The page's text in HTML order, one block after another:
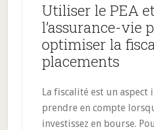
Utiliser le PEA
l’assurance-vie
optimiser la
placements
La fiscalité est un aspect
prendre en compte
investissez en bourse.